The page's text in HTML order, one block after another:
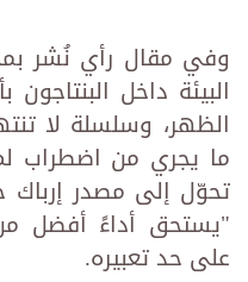
وفي مقال رأي نُشر
البيئة داخل
الظهر، وسلسلة لا
ما يجري من اضطراب
تحوّل إلى مصدر إرباك
"يستحق أداءً أفضل من
على حد تعبيره.